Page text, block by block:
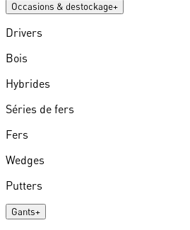
Occasions & destockage+
Drivers
Bois
Hybrides
Séries de fers
Fers
Wedges
Putters
Gants+